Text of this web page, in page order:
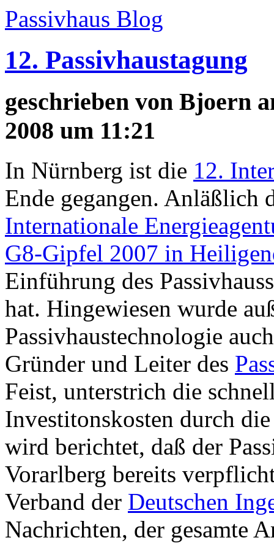
Passivhaus Blog
12. Passivhaustagung
geschrieben von Bjoern
2008 um 11:21
In Nürnberg ist die 12.
Ende gegangen. Anläßlich
Internationale
G8-Gipfel 2007 in
Einführung des
hat. Hingewiesen wurde
Passivhaustechnologie
Gründer und Leiter des
Feist, unterstrich die
Investitonskosten durch
wird berichtet, daß der
Vorarlberg bereits
Verband der Deutschen
Nachrichten, der gesamte